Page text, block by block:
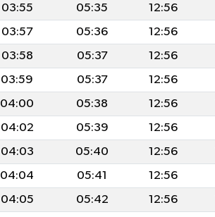
03:55 05:35 12:56
03:57 05:36 12:56
03:58 05:37 12:56
03:59 05:37 12:56
04:00 05:38 12:56
04:02 05:39 12:56
04:03 05:40 12:56
04:04 05:41 12:56
04:05 05:42 12:56